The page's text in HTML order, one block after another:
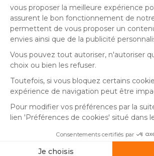
© Copyright 2025 Eminza | Tous droits réservés |
ITALIE
* Vous disposez de 30 jours (à compter de la
retrait de votre colis) pour effectuer un retour
vous faire rembourser. Hors colis volumineux
14 h (jours ouvrés - hors livraison éco)